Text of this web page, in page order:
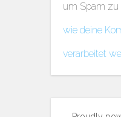
um Spam zu
wie deine
verarbeitet